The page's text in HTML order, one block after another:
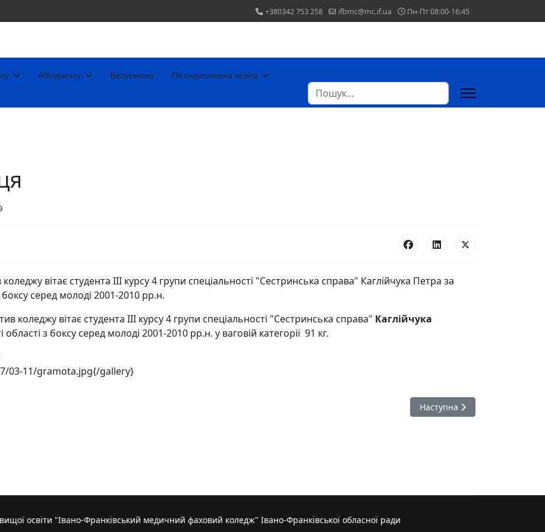
+380342 753 258 ifbmc@mc.if.ua Пн-Пт 08:00-16:45
Абітурієнту Випускнику Післядипломна освіта
Пошук
вітає студента ІІІ курсу 4 групи спеціальності "Сестринська справа" Каглійчука Петра за
боксу серед молоді 2001-2010 рр.н.
коледжу вітає студента ІІІ курсу 4 групи спеціальності "Сестринська справа" Каглійчука
області з боксу серед молоді 2001-2010 рр.н. у ваговій категорії 91 кг.
03-11/gramota.jpg{/gallery}
Марією Вайно Наступна стаття: Вистава,
Наступна
освіти "Івано-Франківський медичний фаховий коледж" Івано-Франківської обласної ради